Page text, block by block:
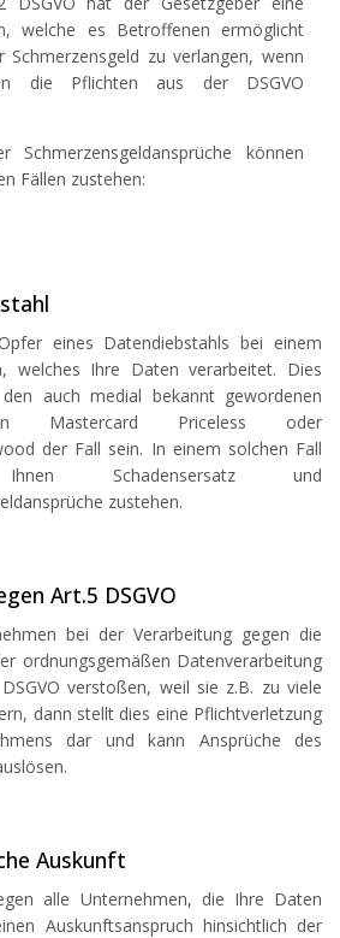
welche es Betroffenen ermöglicht
Schmerzensgeld zu verlangen, wenn
die Pflichten aus der DSGVO
Schmerzensgeldansprüche können
Fällen zustehen:
eines Datendiebstahls bei einem
welches Ihre Daten verarbeitet. Dies
auch medial bekannt gewordenen
Mastercard Priceless oder
der Fall sein. In einem solchen Fall
Schadensersatz und
zustehen.
Art.5 DSGVO
bei der Verarbeitung gegen die
ordnungsgemäßen Datenverarbeitung
verstoßen, weil sie z.B. zu viele
dann stellt dies eine Pflichtverletzung
dar und kann Ansprüche des
Auskunft
alle Unternehmen, die Ihre Daten
Auskunftsanspruch hinsichtlich der